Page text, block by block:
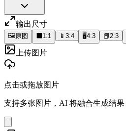
输出尺寸
🖼️原图 1:1 📱 3:4 🖥️4:3 📕2:3
上传图片
点击或拖放图片
支持多张图片，AI 将融合生成结果